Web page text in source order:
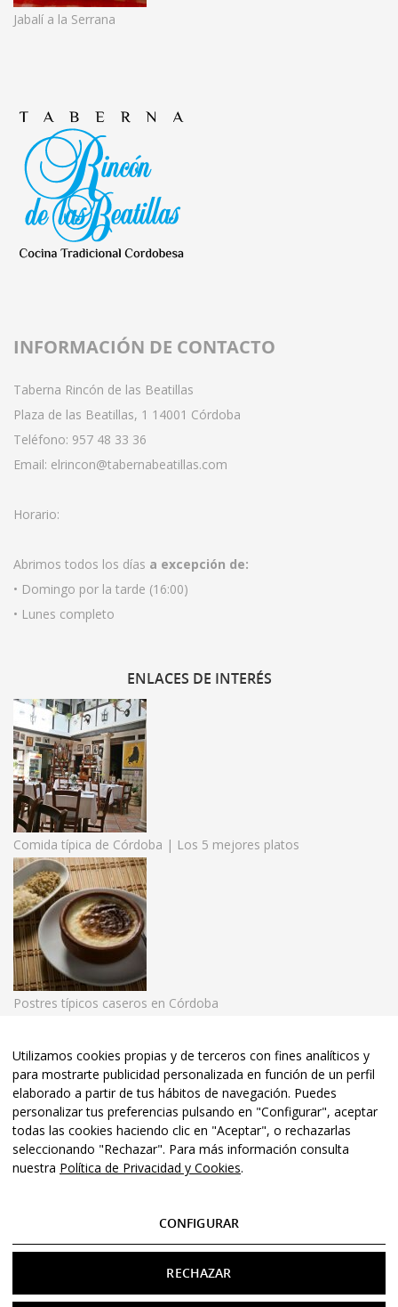
Jabalí a la Serrana
INFORMACIÓN DE CONTACTO
Taberna Rincón de las Beatillas
Plaza de las Beatillas, 1 14001 Córdoba
Teléfono: 957 48 33 36
Email: elrincon@tabernabeatillas.com
Horario:
Abrimos todos los días a excepción de:
• Domingo por la tarde (16:00)
• Lunes completo
ENLACES DE INTERÉS
Comida típica de Córdoba | Los 5 mejores platos
Postres típicos caseros en Córdoba
© 2020 El Rincón de las Beatillas. | Tel: 957 48 33 36• Córdoba
•
Aviso Legal• Política de Privacidad• Diseño y Posicionamiento
Web
Utilizamos cookies propias y de terceros con fines analíticos y
para mostrarte publicidad personalizada en función de un perfil
elaborado a partir de tus hábitos de navegación. Puedes
personalizar tus preferencias pulsando en "Configurar", aceptar
todas las cookies haciendo clic en "Aceptar", o rechazarlas
seleccionando "Rechazar". Para más información consulta
nuestra Política de Privacidad y Cookies.
CONFIGURAR
RECHAZAR
Aviso Legal
Política de Privacidad y Cookies
Condiciones de compra